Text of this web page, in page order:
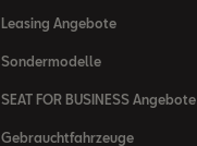
Leasing Angebote
Sondermodelle
SEAT FOR BUSINESS Angebote
Gebrauchtfahrzeuge